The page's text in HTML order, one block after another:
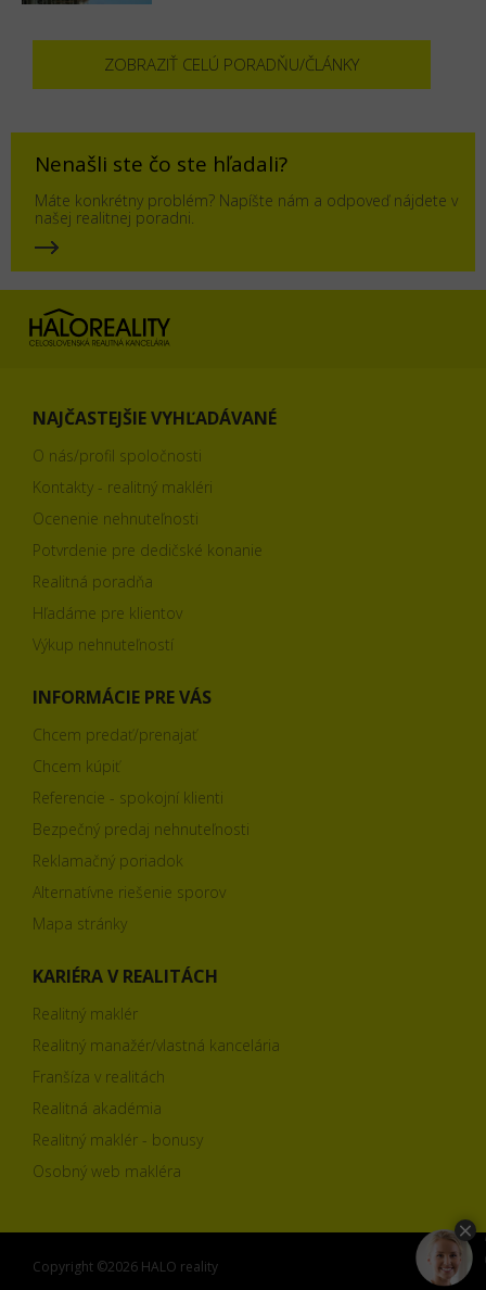
ZOBRAZIŤ CELÚ PORADŇU/ČLÁNKY
Nenašli ste čo ste hľadali?
Máte konkrétny problém? Napíšte nám a odpoveď nájdete v
našej realitnej poradni.
NAJČASTEJŠIE VYHĽADÁVANÉ
O nás/profil spoločnosti
Kontakty - realitný makléri
Ocenenie nehnuteľnosti
Potvrdenie pre dedičské konanie
Realitná poradňa
Hľadáme pre klientov
Výkup nehnuteľností
INFORMÁCIE PRE VÁS
Chcem predať/prenajať
Chcem kúpiť
Referencie - spokojní klienti
Bezpečný predaj nehnuteľnosti
Reklamačný poriadok
Alternatívne riešenie sporov
Mapa stránky
KARIÉRA V REALITÁCH
Realitný maklér
Realitný manažér/vlastná kancelária
Franšíza v realitách
Realitná akadémia
Realitný maklér - bonusy
Osobný web makléra
Copyright ©2026 HALO reality